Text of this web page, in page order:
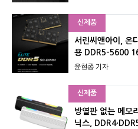
신제품
서린씨앤아이, 온
용 DDR5-5600
윤현종 기자
신제품
방열판 없는 메모
닉스,